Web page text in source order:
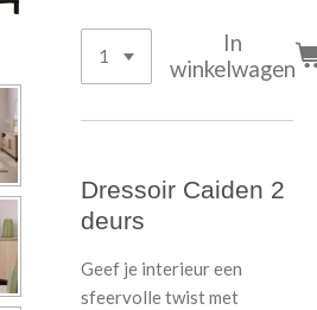
In
winkelwagen
Dressoir Caiden 2
deurs
Geef je interieur een
sfeervolle twist met